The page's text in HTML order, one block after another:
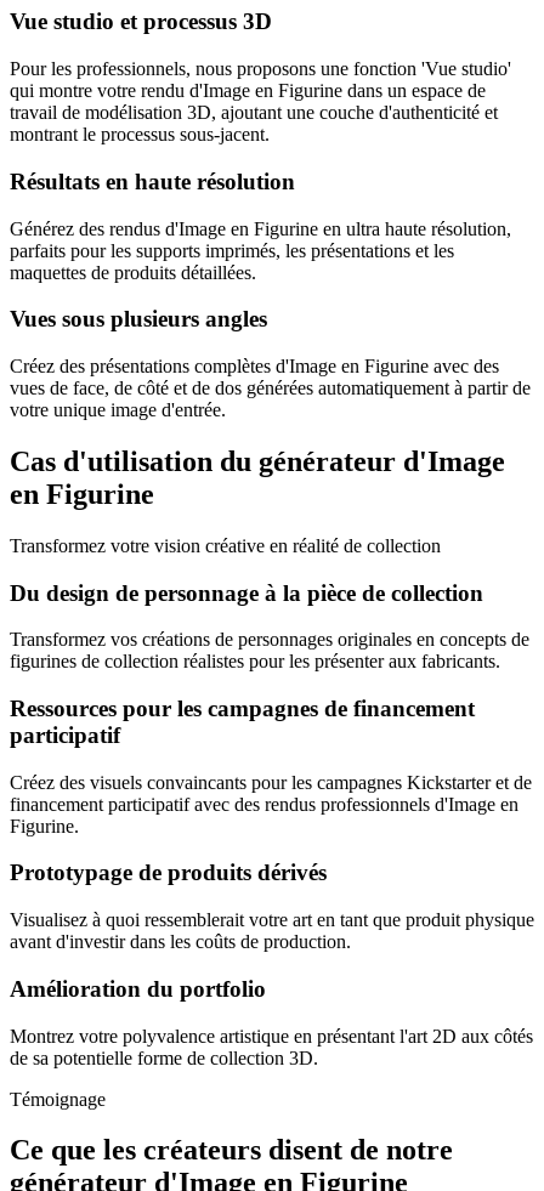
Vue studio et processus 3D
Pour les professionnels, nous proposons une fonction 'Vue studio'
qui montre votre rendu d'Image en Figurine dans un espace de
travail de modélisation 3D, ajoutant une couche d'authenticité et
montrant le processus sous-jacent.
Résultats en haute résolution
Générez des rendus d'Image en Figurine en ultra haute résolution,
parfaits pour les supports imprimés, les présentations et les
maquettes de produits détaillées.
Vues sous plusieurs angles
Créez des présentations complètes d'Image en Figurine avec des
vues de face, de côté et de dos générées automatiquement à partir de
votre unique image d'entrée.
Cas d'utilisation du générateur d'Image
en Figurine
Transformez votre vision créative en réalité de collection
Du design de personnage à la pièce de collection
Transformez vos créations de personnages originales en concepts de
figurines de collection réalistes pour les présenter aux fabricants.
Ressources pour les campagnes de financement
participatif
Créez des visuels convaincants pour les campagnes Kickstarter et de
financement participatif avec des rendus professionnels d'Image en
Figurine.
Prototypage de produits dérivés
Visualisez à quoi ressemblerait votre art en tant que produit physique
avant d'investir dans les coûts de production.
Amélioration du portfolio
Montrez votre polyvalence artistique en présentant l'art 2D aux côtés
de sa potentielle forme de collection 3D.
Témoignage
Ce que les créateurs disent de notre
générateur d'Image en Figurine